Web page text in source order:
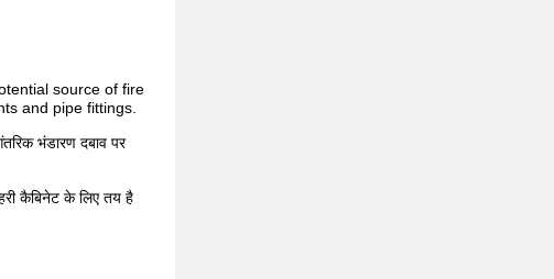
source of fire
and pipe fittings.
भंडारण दबाव पर
कैबिनेट के लिए तय है